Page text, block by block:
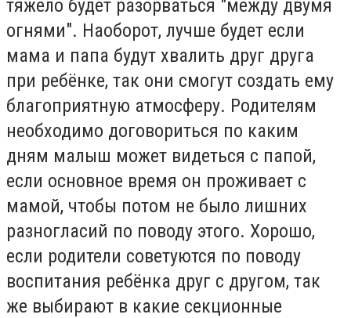
тяжело будет разорваться "между двумя
огнями". Наоборот, лучше будет если
мама и папа будут хвалить друг друга
при ребёнке, так они смогут создать ему
благоприятную атмосферу. Родителям
необходимо договориться по каким
дням малыш может видеться с папой,
если основное время он проживает с
мамой, чтобы потом не было лишних
разногласий по поводу этого. Хорошо,
если родители советуются по поводу
воспитания ребёнка друг с другом, так
же выбирают в какие секционные